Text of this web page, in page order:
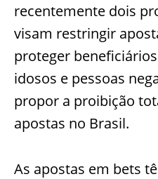
recentemente dois
visam restringir
proteger
idosos e pessoas
propor a proibição
apostas no Brasil.
As apostas em bets